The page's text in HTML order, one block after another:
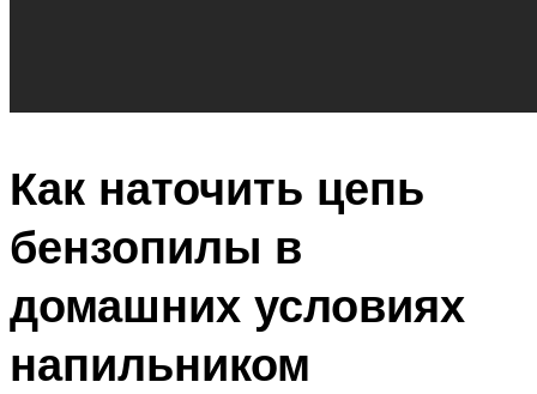
Как наточить цепь
бензопилы в
домашних условиях
напильником